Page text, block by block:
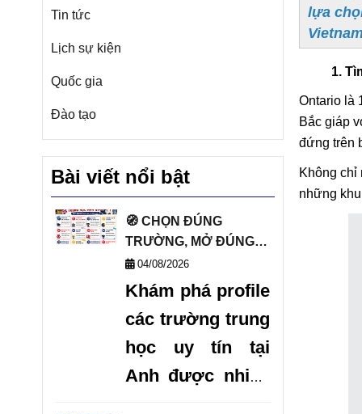
lựa
1.
Ontario là
Bắc giáp
đứng trên
Không chỉ
những
Tin tức
Lịch sự kiện
Quốc gia
Đào tạo
Bài viết nổi bật
🧭 CHỌN ĐÚNG
TRƯỜNG, MỞ ĐÚNG
TƯƠNG LAI VỚI DANH
SÁCH TRƯỜNG
TRUNG HỌC UY TÍN
TẠI ANH 🧭
04/08/2026
Khám phá profile
các trường trung
học uy tín tại
Anh được nhiều